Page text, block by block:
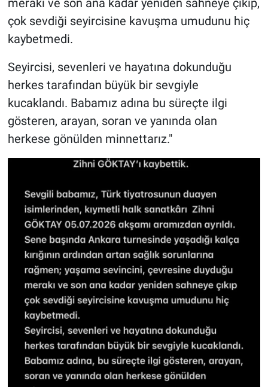
merakı ve son ana kadar yeniden sahneye çıkıp,
çok sevdiği seyircisine kavuşma umudunu hiç
kaybetmedi.
Seyircisi, sevenleri ve hayatına dokunduğu
herkes tarafından büyük bir sevgiyle
kucaklandı. Babamız adına bu süreçte ilgi
gösteren, arayan, soran ve yanında olan
herkese gönülden minnettarız."